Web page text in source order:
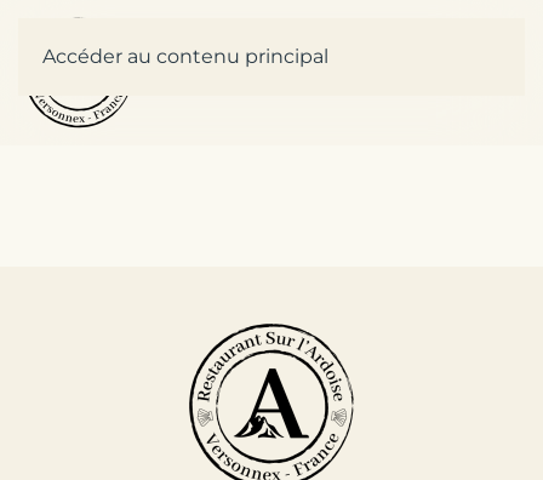
Accéder au contenu principal